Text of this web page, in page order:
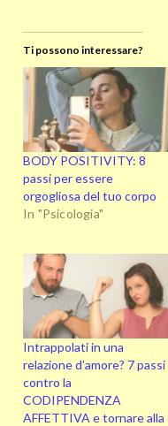
Ti possono interessare?
BODY POSITIVITY: 8
passi per essere
orgogliosa del tuo corpo
In "Psicologia"
Intrappolati in una
relazione d’amore? 7 passi
contro la
CODIPENDENZA
AFFETTIVA e tornare alla